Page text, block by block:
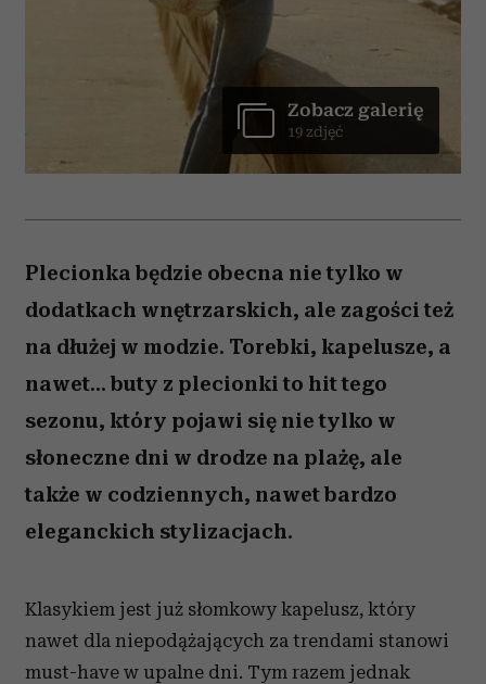
Zobacz galerię
19 zdjęć
Plecionka będzie obecna nie tylko w
dodatkach wnętrzarskich, ale zagości też
na dłużej w modzie. Torebki, kapelusze, a
nawet... buty z plecionki to hit tego
sezonu, który pojawi się nie tylko w
słoneczne dni w drodze na plażę, ale
także w codziennych, nawet bardzo
eleganckich stylizacjach.
Klasykiem jest już słomkowy kapelusz, który
nawet dla niepodążających za trendami stanowi
must-have w upalne dni. Tym razem jednak